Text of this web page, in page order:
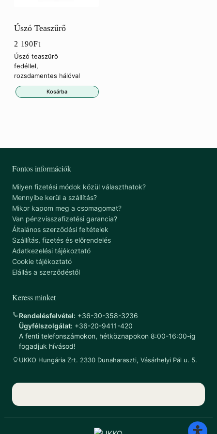
Úszó Teaszűrő
2 190Ft
Úszó teaszűrő
fedéllel,
rozsdamentes hálóval
Kosárba
Fontos információk
Milyen fizetési módok közül választhatok?
Mennyibe kerül a szállítás?
Mikor kapom meg a csomagomat?
Van pénzvisszafizetési garancia?
Általános szerződési feltételek
Szállítás, fizetés és előrendelés
Adatkezelési tájékoztató
Cookie tájékoztató
Elállás a szerződéstől
Keress minket
Rendelésfelvétel: +36-30-358-3236
Ügyfélszolgálat: +36-20-9411-420
A fenti telefonszámokon, hétköznapokon 8:00-16:00-ig
fogadjuk hívásod!
UKKO Hungária Zrt. 2330 Dunaharaszti, Vásárhelyi Pál u. 5.